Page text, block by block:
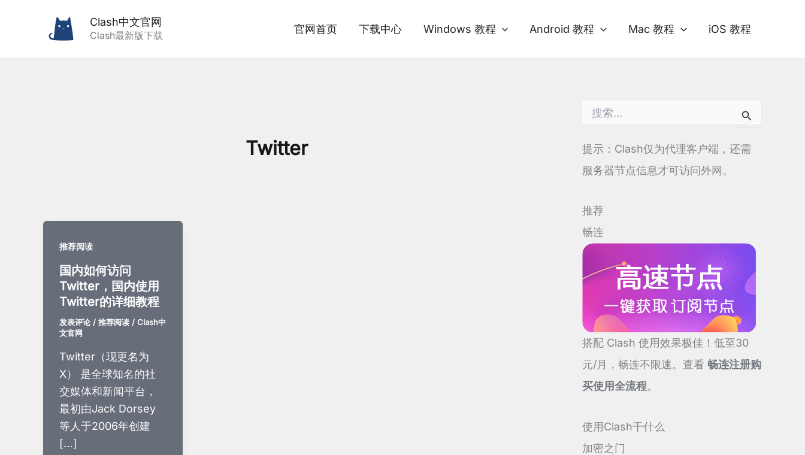
Clash中文官网
Clash最新版下载 官网首页 下载中心 Windows 教程 Android 教程 Mac 教程 iOS 教程
Twitter
推荐阅读
国内如何访问
Twitter，国内使用
Twitter的详细教程
发表评论 / 推荐阅读 / Clash中
文官网
Twitter（现更名为
X） 是全球知名的社
交媒体和新闻平台，
最初由Jack Dorsey
等人于2006年创建
[…]
提示：Clash仅为代理客户端，还需
服务器节点信息才可访问外网。
推荐
畅连
搭配 Clash 使用效果极佳！低至30
元/月，畅连不限速。查看 畅连注册购
买使用全流程。
使用Clash干什么
加密之门